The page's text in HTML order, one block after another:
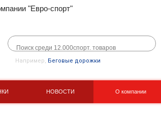
"Евро-спорт"
Например, Беговые дорожки
НОВОСТИ О компании